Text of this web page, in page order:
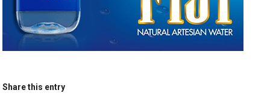
Share this entry